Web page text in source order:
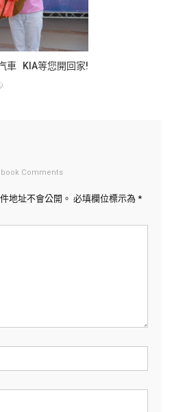
車 KIA等您開回家!
Comments
地址不會公開。 必填欄位標示為 *